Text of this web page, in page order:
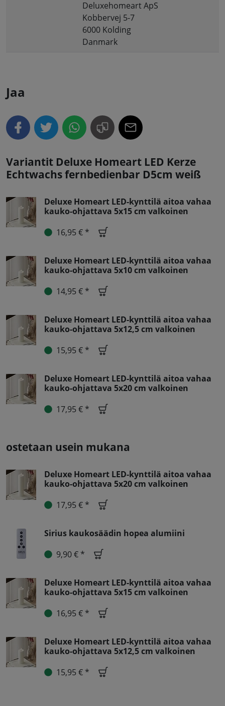
Deluxehomeart ApS
Kobbervej 5-7
6000 Kolding
Danmark
Jaa
Variantit Deluxe Homeart LED Kerze
Echtwachs fernbedienbar D5cm weiß
Deluxe Homeart LED-kynttilä aitoa vahaa
kauko-ohjattava 5x15 cm valkoinen
16,95 € *
Deluxe Homeart LED-kynttilä aitoa vahaa
kauko-ohjattava 5x10 cm valkoinen
14,95 € *
Deluxe Homeart LED-kynttilä aitoa vahaa
kauko-ohjattava 5x12,5 cm valkoinen
15,95 € *
Deluxe Homeart LED-kynttilä aitoa vahaa
kauko-ohjattava 5x20 cm valkoinen
17,95 € *
ostetaan usein mukana
Deluxe Homeart LED-kynttilä aitoa vahaa
kauko-ohjattava 5x20 cm valkoinen
17,95 € *
Sirius kaukosäädin hopea alumiini
9,90 € *
Deluxe Homeart LED-kynttilä aitoa vahaa
kauko-ohjattava 5x15 cm valkoinen
16,95 € *
Deluxe Homeart LED-kynttilä aitoa vahaa
kauko-ohjattava 5x12,5 cm valkoinen
15,95 € *